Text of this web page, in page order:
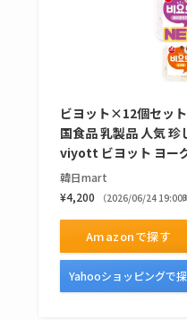
ビヨット×12個セッ
国食品 乳製品 人気 珍
viyott ビヨット ヨー
韓日mart
¥4,200
（2026/06/24 19:00
Amazonで探す
Yahooショッピングで